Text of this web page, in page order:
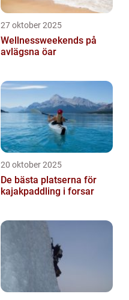
27 oktober 2025
Wellnessweekends på
avlägsna öar
20 oktober 2025
De bästa platserna för
kajakpaddling i forsar